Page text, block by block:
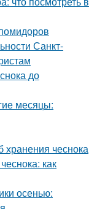
Санкт-
до
месяцы:
чеснока
как
осенью: